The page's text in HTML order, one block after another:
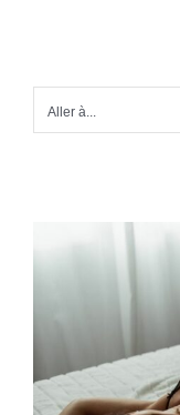
Aller à...